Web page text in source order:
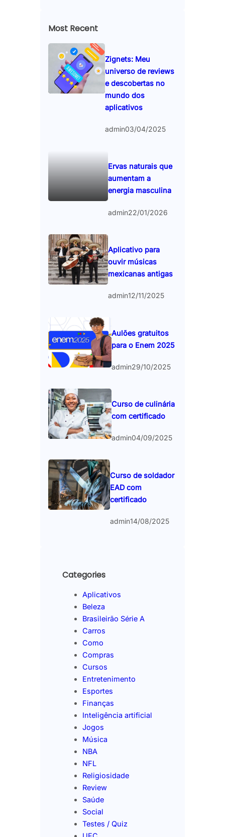
Most Recent
Zignets: Meu
universo de reviews
e descobertas no
mundo dos
aplicativos
admin03/04/2025
Ervas naturais que
aumentam a
energia masculina
admin22/01/2026
Aplicativo para
ouvir músicas
mexicanas antigas
admin12/11/2025
Aulões gratuitos
para o Enem 2025
admin29/10/2025
Curso de culinária
com certificado
admin04/09/2025
Curso de soldador
EAD com
certificado
admin14/08/2025
Categories
Aplicativos
Beleza
Brasileirão Série A
Carros
Como
Compras
Cursos
Entretenimento
Esportes
Finanças
Inteligência artificial
Jogos
Música
NBA
NFL
Religiosidade
Review
Saúde
Social
Testes / Quiz